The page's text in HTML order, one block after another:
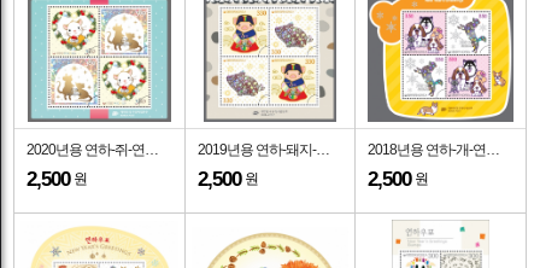
2020년용 연하-쥐-연쇄 4완-소형시트-2019.12.2일
2,500 원
2019년용 연하-돼지-연쇄 4완-소형시트-2018.12.3일
2,500 원
2018년용 연하-개-연쇄 4완-소형시트-2017.12.1일
2,500 원